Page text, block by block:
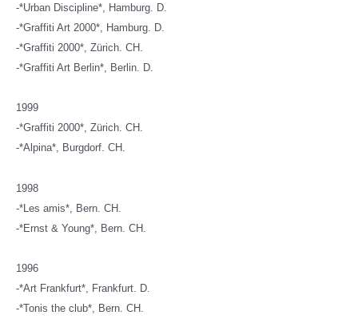
-*Urban Discipline*, Hamburg. D.
-*Graffiti Art 2000*, Hamburg. D.
-*Graffiti 2000*, Zürich. CH.
-*Graffiti Art Berlin*, Berlin. D.
1999
-*Graffiti 2000*, Zürich. CH.
-*Alpina*, Burgdorf. CH.
1998
-*Les amis*, Bern. CH.
-*Ernst & Young*, Bern. CH.
1996
-*Art Frankfurt*, Frankfurt. D.
-*Tonis the club*, Bern. CH.